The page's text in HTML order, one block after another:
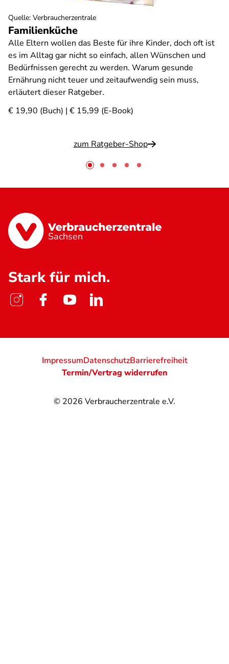
Familienküche
Alle Eltern wollen das Beste für ihre Kinder, doch oft ist
es im Alltag gar nicht so einfach, allen Wünschen und
Bedürfnissen gerecht zu werden. Warum gesunde
Ernährung nicht teuer und zeitaufwendig sein muss,
erläutert dieser Ratgeber.
€ 19,90 (Buch) | € 15,99 (E-Book)
zum Ratgeber-Shop
Quelle: Verbraucherzentrale
Sachsen
Stark für mich.
© 2026 Verbraucherzentrale e.V.
ImpressumDatenschutzBarrierefreiheit
Termin/Vertrag widerrufen